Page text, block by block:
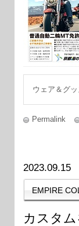
ウェア＆グ
Permalink
2023.09.15
EMPIRE
カスタ